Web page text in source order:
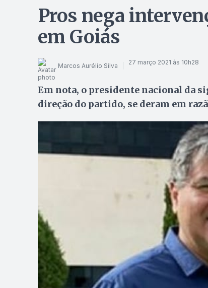
Pros nega
em Goiás
Marcos Aurélio Silva 27 março 2021 às 10h28
Em nota, o presidente nacional da
direção do partido, se deram em